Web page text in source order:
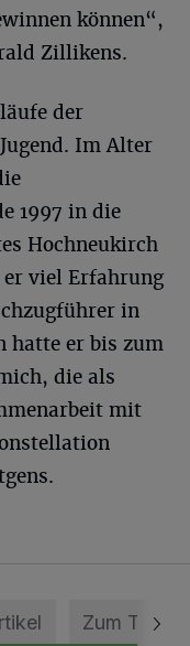
können“,
Zillikens.
der
Im Alter
1997 in die
Hochneukirch
viel Erfahrung
in
hatte er bis zum
die als
mit
Zum Thema